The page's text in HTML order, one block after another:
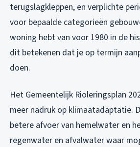
terugslagkleppen, en verplichte
voor bepaalde categorieën
woning hebt van voor 1980 in de
dit betekenen dat je op termijn
doen.
Het Gemeentelijk Rioleringsplan
meer nadruk op klimaatadaptatie.
betere afvoer van hemelwater en
regenwater en afvalwater waar